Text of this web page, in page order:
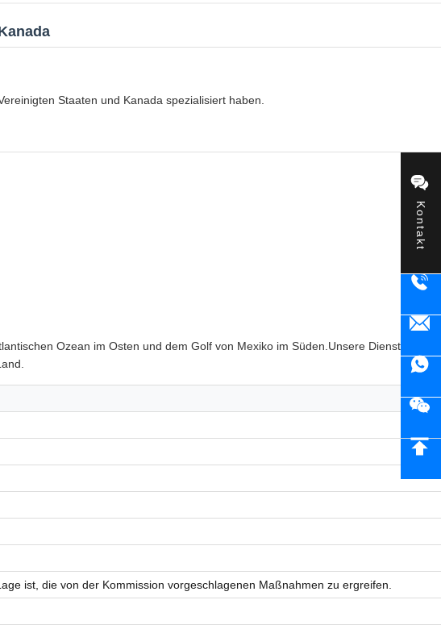
Kontakt
Staaten und Kanada spezialisiert haben.
Ozean im Osten und dem Golf von Mexiko im Süden.Unsere
ist, die von der Kommission vorgeschlagenen Maßnahmen zu ergreifen.